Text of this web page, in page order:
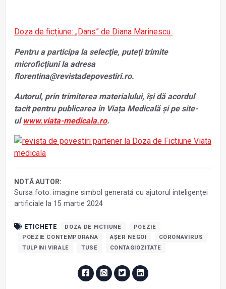
Doza de ficțiune: „Dans” de Diana Marinescu
Pentru a participa la selecţie, puteţi trimite
microficţiuni la adresa
florentina@revistadepovestiri.ro.
Autorul, prin trimiterea materialului, își dă acordul
tacit pentru publicarea în Viața Medicală și pe site-
ul www.viata-medicala.ro.
NOTĂ AUTOR:
Sursa foto: imagine simbol generată cu ajutorul inteligenței
artificiale la 15 martie 2024
ETICHETE DOZA DE FICTIUNE
POEZIE
POEZIE CONTEMPORANA
AȘER NEGOI
CORONAVIRUS
TULPINI VIRALE
TUSE CONTAGIOZITATE